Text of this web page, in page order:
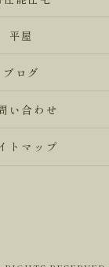
平屋
ブログ
い合わせ
トマップ